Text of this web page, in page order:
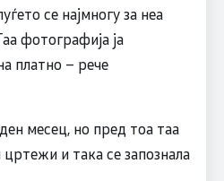
се најмногу за неа
фотографија ја
платно – рече
месец, но пред тоа таа
и така се запознала